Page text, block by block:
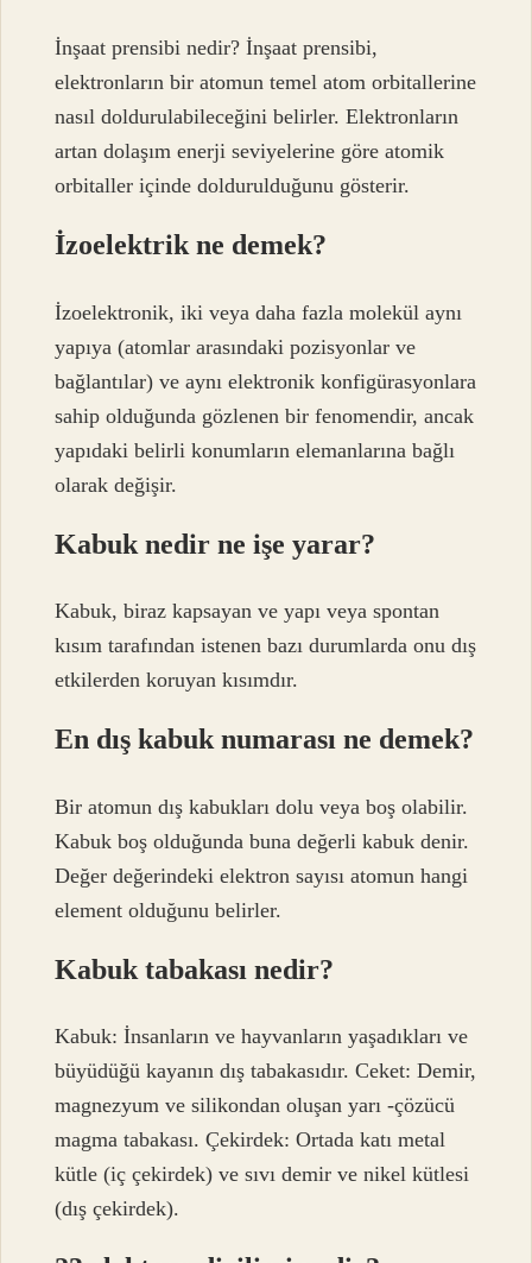
İnşaat prensibi nedir? İnşaat prensibi,
elektronların bir atomun temel atom orbitallerine
nasıl doldurulabileceğini belirler. Elektronların
artan dolaşım enerji seviyelerine göre atomik
orbitaller içinde doldurulduğunu gösterir.
İzoelektrik ne demek?
İzoelektronik, iki veya daha fazla molekül aynı
yapıya (atomlar arasındaki pozisyonlar ve
bağlantılar) ve aynı elektronik konfigürasyonlara
sahip olduğunda gözlenen bir fenomendir, ancak
yapıdaki belirli konumların elemanlarına bağlı
olarak değişir.
Kabuk nedir ne işe yarar?
Kabuk, biraz kapsayan ve yapı veya spontan
kısım tarafından istenen bazı durumlarda onu dış
etkilerden koruyan kısımdır.
En dış kabuk numarası ne demek?
Bir atomun dış kabukları dolu veya boş olabilir.
Kabuk boş olduğunda buna değerli kabuk denir.
Değer değerindeki elektron sayısı atomun hangi
element olduğunu belirler.
Kabuk tabakası nedir?
Kabuk: İnsanların ve hayvanların yaşadıkları ve
büyüdüğü kayanın dış tabakasıdır. Ceket: Demir,
magnezyum ve silikondan oluşan yarı -çözücü
magma tabakası. Çekirdek: Ortada katı metal
kütle (iç çekirdek) ve sıvı demir ve nikel kütlesi
(dış çekirdek).